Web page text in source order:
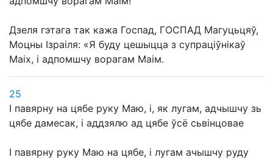
Дзеля гэтага так кажа Госпад, ГОСПАД Магуцьцяў,
Моцны Ізраіля: «Я буду цешыцца з супраціўнікаў
Маіх, і адпомшчу ворагам Маім.
25
І павярну на цябе руку Маю, і, як лугам, адчышчу зь
цябе дамесак, і аддзялю ад цябе ўсё сьвінцовае
І павярну руку Маю на цябе, і лугам ачышчу руду